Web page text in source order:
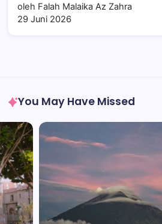
oleh Falah Malaika Az Zahra
29 Juni 2026
You May Have Missed